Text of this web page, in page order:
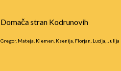
Skip to main content
Domača stran Kodrunovih
Gregor, Mateja, Klemen, Ksenija, Florjan, Lucija, Julija